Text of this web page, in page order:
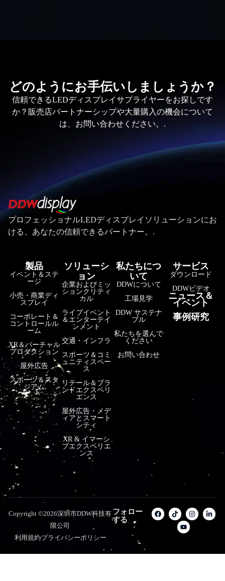
どのようにお手伝いしましょうか？
信頼できるLEDディスプレイサプライヤーをお探しです
か？販売店パートナーシップや大量購入の機会について
は、お問い合わせください。.
プロフェッショナルLEDディスプレイソリューションにお
ける、あなたの信頼できるパートナー。.
製品
イベント＆ステ
ージ
小売・商業ディ
スプレイ
コーポレート＆
コントロールル
ーム
XR＆バーチャル
プロダクション
屋外広告
スポーツ＆スタ
ジアム
ソリューシ
ョン
企業およびミッ
ションクリティ
カル
ライブイベント
＆エンターテイ
ンメント
交通・インフラ
スポーツ＆コミ
ュニティスペー
ス
リテール＆ブラ
ンドエクスペリ
エンス
屋外広告・メデ
ィアとスマート
シティ
XR & イマーシ
ブエクスペリエ
ンス
私たちにつ
いて
DDWについて
工場見学
DDW サステナ
ブル
私たちを選んで
ください
お問い合わせ
サービス
ダウンロード
DDWビデオ
ニュース＆
イベント
事例研究
Copyright ©2026深圳市DDW科技有
限公司
利用規約プライバシーポリシー
フォロー
する